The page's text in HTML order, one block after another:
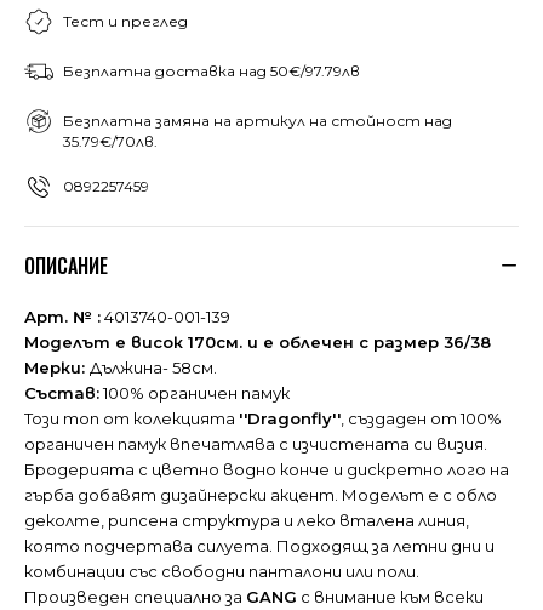
Тест и преглед
Безплатна доставка над 50€/97.79лв
Безплатна замяна на артикул на стойност над
35.79€/70лв.
0892257459
ОПИСАНИЕ
Арт. № :4013740-001-139
Моделът е висок 170см. и е облечен с размер 36/38
Мерки: Дължина- 58см.
Състав:100% органичен памук
Този топ от колекцията ''Dragonfly'' , създаден от 100%
органичен памук впечатлява с изчистената си визия.
Бродерията с цветно водно конче и дискретно лого на
гърба добавят дизайнерски акцент. Моделът е с обло
деколте, рипсена структура и леко вталена линия,
която подчертава силуета. Подходящ за летни дни и
комбинации със свободни панталони или поли.
Произведен специално за GANG с внимание към всеки